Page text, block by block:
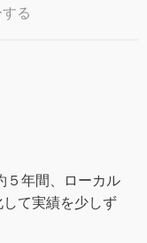
る
５年間、ローカル
て実績を少しず